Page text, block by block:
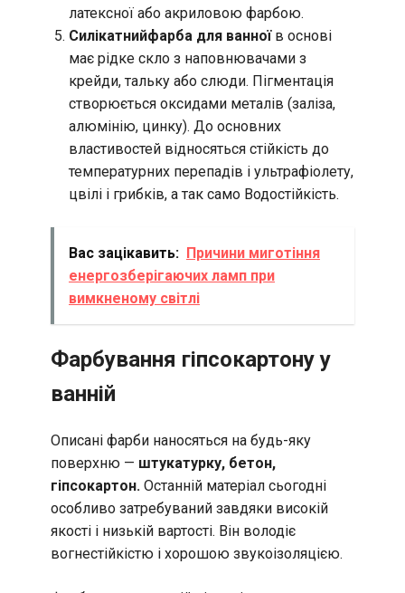
латексної або акриловою фарбою.
Силікатнийфарба для ванноїв основі
має рідке скло з наповнювачами з
крейди, тальку або слюди. Пігментація
створюється оксидами металів (заліза,
алюмінію, цинку). До основних
властивостей відносяться стійкість до
температурних перепадів і ультрафіолету,
цвілі і грибків, а так само Водостійкість.
Вас зацікавить: Причини миготіння
енергозберігаючих ламп при
вимкненому світлі
Фарбування гіпсокартону у
ванній
Описані фарби наносяться на будь-яку
поверхню — штукатурку, бетон,
гіпсокартон. Останній матеріал сьогодні
особливо затребуваний завдяки високій
якості і низькій вартості. Він володіє
вогнестійкістю і хорошою звукоізоляцією.